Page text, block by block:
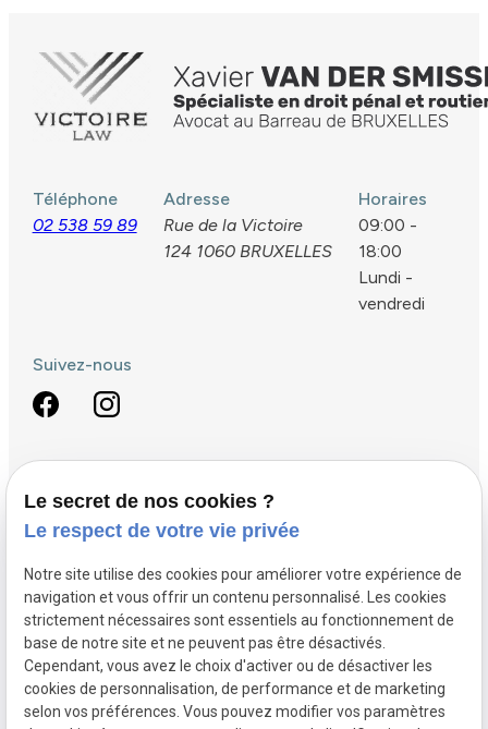
Téléphone
02 538 59 89
Adresse
Rue de la Victoire
124 1060 BRUXELLES
Horaires
09:00 -
18:00
Lundi -
vendredi
Suivez-nous
Droit fiscal
Droit pénal
Circulation routière
Défense des victimes
Protection des mineurs
Politique de confidentialité
Le secret de nos cookies ?
Le respect de votre vie privée
Notre site utilise des cookies pour améliorer votre expérience de
navigation et vous offrir un contenu personnalisé. Les cookies
strictement nécessaires sont essentiels au fonctionnement de
base de notre site et ne peuvent pas être désactivés.
Cependant, vous avez le choix d'activer ou de désactiver les
cookies de personnalisation, de performance et de marketing
selon vos préférences. Vous pouvez modifier vos paramètres